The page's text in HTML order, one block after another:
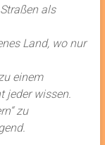
als
Land, wo nur
einem
jeder wissen.
zu